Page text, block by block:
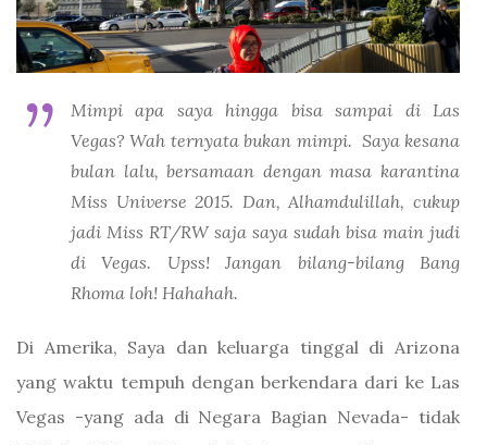
Mimpi apa saya hingga bisa sampai di Las
Vegas? Wah ternyata bukan mimpi. Saya kesana
bulan lalu, bersamaan dengan masa karantina
Miss Universe 2015. Dan, Alhamdulillah, cukup
jadi Miss RT/RW saja saya sudah bisa main judi
di Vegas. Upss! Jangan bilang-bilang Bang
Rhoma loh! Hahahah.
Di Amerika, Saya dan keluarga tinggal di Arizona
yang waktu tempuh dengan berkendara dari ke Las
Vegas -yang ada di Negara Bagian Nevada- tidak